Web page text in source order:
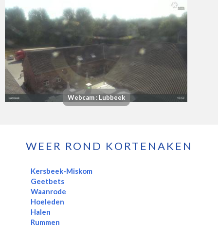
Webcam : Lubbeek
WEER ROND KORTENAKEN
Kersbeek-Miskom
Geetbets
Waanrode
Hoeleden
Halen
Rummen